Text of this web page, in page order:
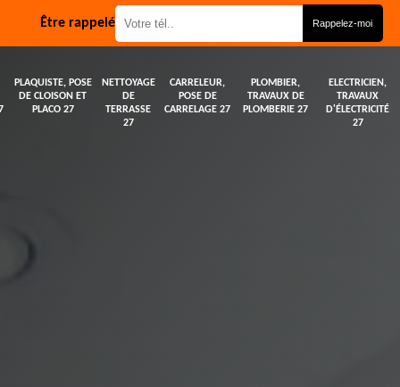
Être rappelé
PLAQUISTE, POSE
DE CLOISON ET
PLACO 27
NETTOYAGE
DE
TERRASSE
27
CARRELEUR,
POSE DE
CARRELAGE 27
PLOMBIER,
TRAVAUX DE
PLOMBERIE 27
ELECTRICIEN,
TRAVAUX
D'ÉLECTRICITÉ
27